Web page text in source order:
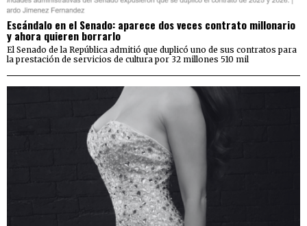
Escándalo en el Senado: aparece dos veces contrato millonario
y ahora quieren borrarlo
El Senado de la República admitió que duplicó uno de sus contratos para
la prestación de servicios de cultura por 32 millones 510 mil